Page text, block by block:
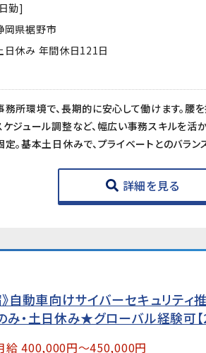
勤]
岡県裾野市
日休み 年間休日121日
詳細を見る
自動車向けサイバーセキュリテ
・土日休み★グローバル経験可【
給 400,000円～450,000円